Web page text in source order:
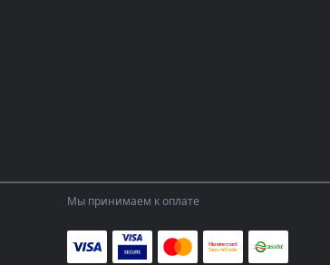
Мы принимаем к оплате